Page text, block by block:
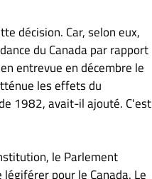
décision. Car, selon eux,
du Canada par rapport
entrevue en décembre le
les effets du
1982, avait-il ajouté. C'est
le Parlement
pour le Canada. Le